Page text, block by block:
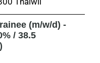
(m/w/d) -
/ 38.5